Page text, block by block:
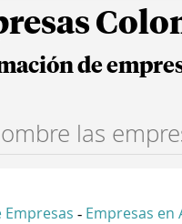
de
- Empresas en